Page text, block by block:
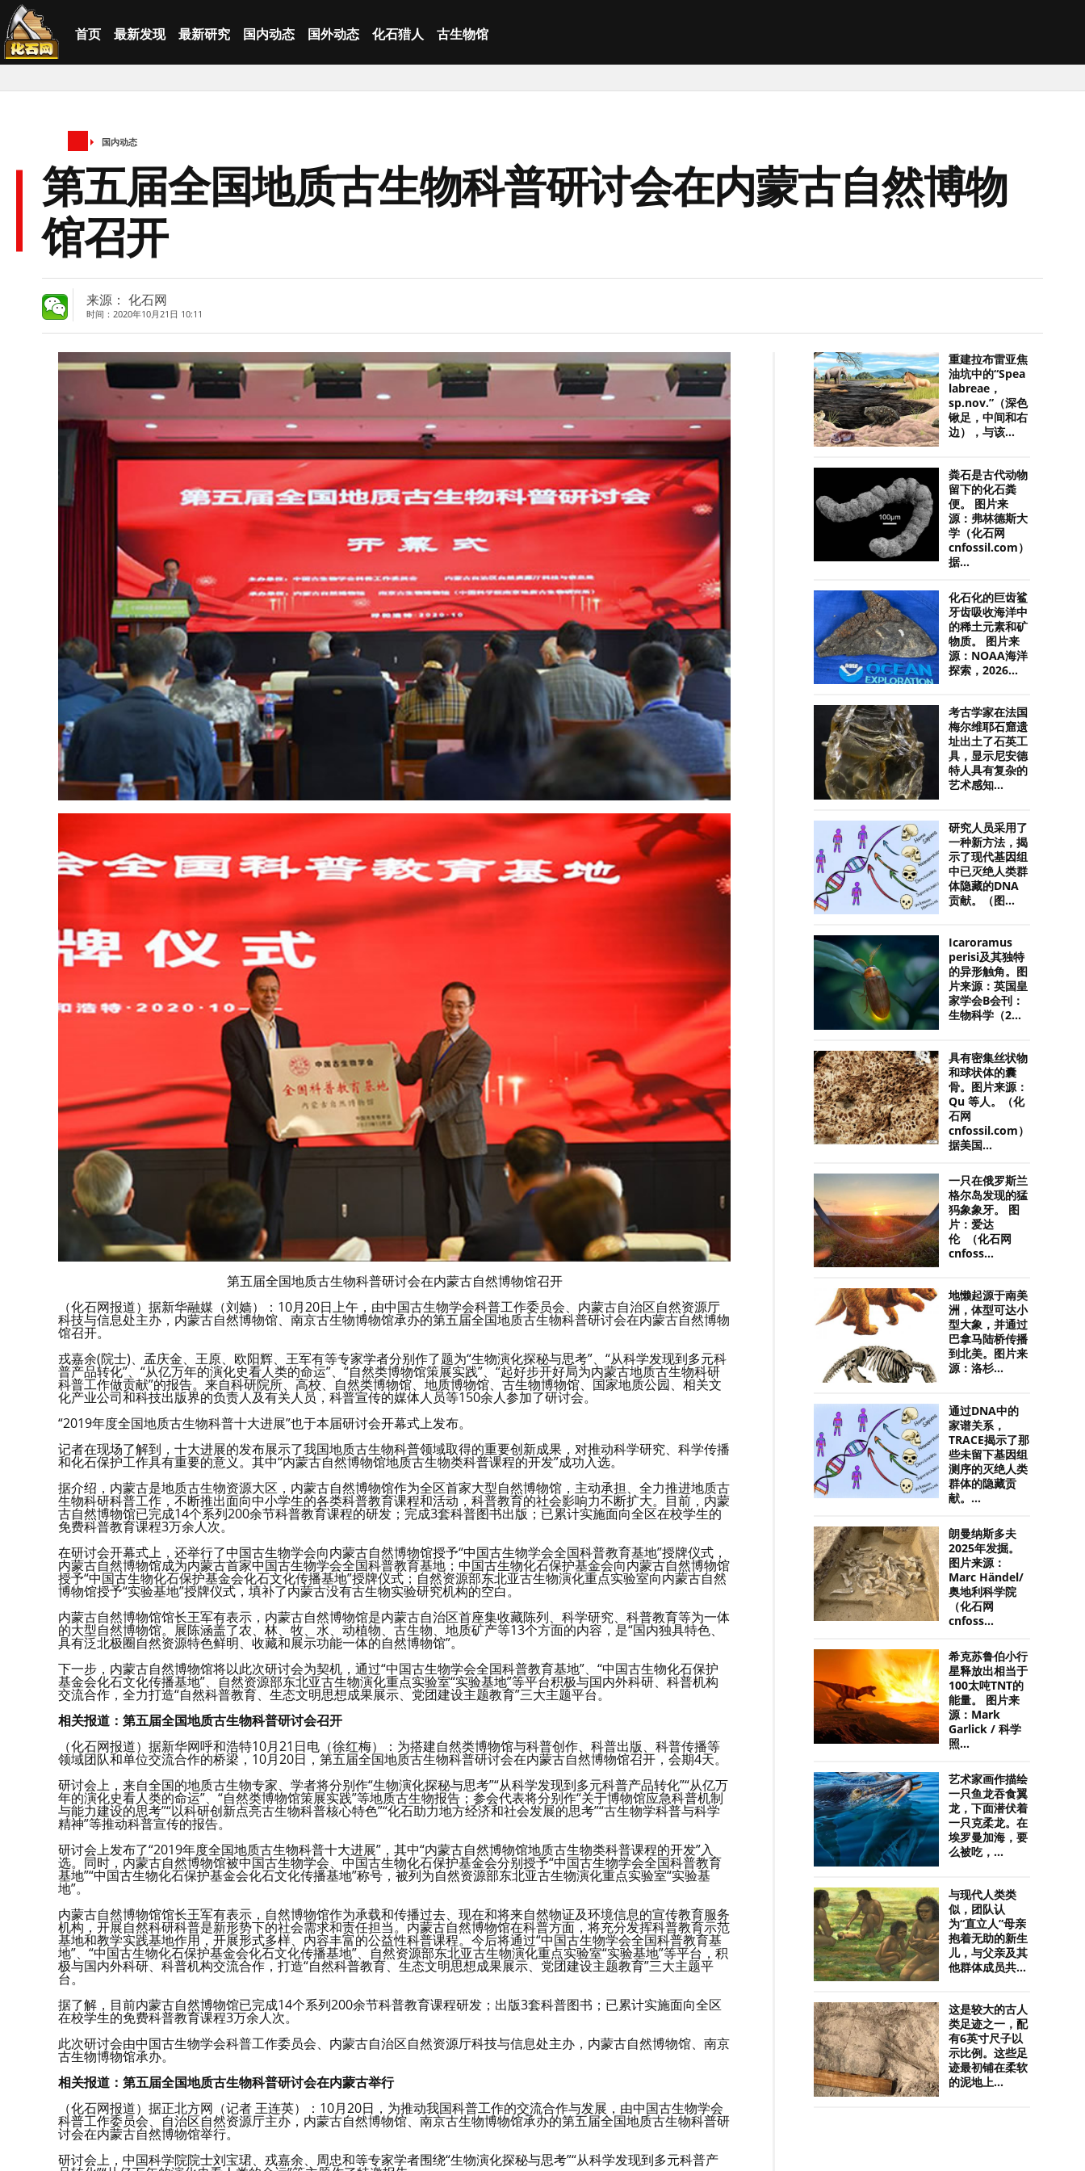
首页 最新发现 最新研究 国内动态 国外动态 化石猎人 古生物馆
国内动态
第五届全国地质古生物科普研讨会在内蒙古自然博物
馆召开
来源： 化石网
时间：2020年10月21日 10:11
第五届全国地质古生物科普研讨会在内蒙古自然博物馆召开
（化石网报道）据新华融媒（刘嫱）：10月20日上午，由中国古生物学会科普工作委员会、内蒙古自治区自然资源厅
科技与信息处主办，内蒙古自然博物馆、南京古生物博物馆承办的第五届全国地质古生物科普研讨会在内蒙古自然博物
馆召开。
戎嘉余(院士)、孟庆金、王原、欧阳辉、王军有等专家学者分别作了题为“生物演化探秘与思考”、“从科学发现到多元科
普产品转化”、“从亿万年的演化史看人类的命运”、“自然类博物馆策展实践”、“起好步开好局为内蒙古地质古生物科研
科普工作做贡献”的报告。来自科研院所、高校、自然类博物馆、地质博物馆、古生物博物馆、国家地质公园、相关文
化产业公司和科技出版界的负责人及有关人员，科普宣传的媒体人员等150余人参加了研讨会。
“2019年度全国地质古生物科普十大进展”也于本届研讨会开幕式上发布。
记者在现场了解到，十大进展的发布展示了我国地质古生物科普领域取得的重要创新成果，对推动科学研究、科学传播
和化石保护工作具有重要的意义。其中“内蒙古自然博物馆地质古生物类科普课程的开发”成功入选。
据介绍，内蒙古是地质古生物资源大区，内蒙古自然博物馆作为全区首家大型自然博物馆，主动承担、全力推进地质古
生物科研科普工作，不断推出面向中小学生的各类科普教育课程和活动，科普教育的社会影响力不断扩大。目前，内蒙
古自然博物馆已完成14个系列200余节科普教育课程的研发；完成3套科普图书出版；已累计实施面向全区在校学生的
免费科普教育课程3万余人次。
在研讨会开幕式上，还举行了中国古生物学会向内蒙古自然博物馆授予“中国古生物学会全国科普教育基地”授牌仪式，
内蒙古自然博物馆成为内蒙古首家中国古生物学会全国科普教育基地；中国古生物化石保护基金会向内蒙古自然博物馆
授予“中国古生物化石保护基金会化石文化传播基地”授牌仪式；自然资源部东北亚古生物演化重点实验室向内蒙古自然
博物馆授予“实验基地”授牌仪式，填补了内蒙古没有古生物实验研究机构的空白。
内蒙古自然博物馆馆长王军有表示，内蒙古自然博物馆是内蒙古自治区首座集收藏陈列、科学研究、科普教育等为一体
的大型自然博物馆。展陈涵盖了农、林、牧、水、动植物、古生物、地质矿产等13个方面的内容，是“国内独具特色、
具有泛北极圈自然资源特色鲜明、收藏和展示功能一体的自然博物馆”。
下一步，内蒙古自然博物馆将以此次研讨会为契机，通过“中国古生物学会全国科普教育基地”、“中国古生物化石保护
基金会化石文化传播基地”、自然资源部东北亚古生物演化重点实验室“实验基地”等平台积极与国内外科研、科普机构
交流合作，全力打造“自然科普教育、生态文明思想成果展示、党团建设主题教育”三大主题平台。
相关报道：第五届全国地质古生物科普研讨会召开
（化石网报道）据新华网呼和浩特10月21日电（徐红梅）：为搭建自然类博物馆与科普创作、科普出版、科普传播等
领域团队和单位交流合作的桥梁，10月20日，第五届全国地质古生物科普研讨会在内蒙古自然博物馆召开，会期4天。
研讨会上，来自全国的地质古生物专家、学者将分别作“生物演化探秘与思考”“从科学发现到多元科普产品转化”“从亿万
年的演化史看人类的命运”、“自然类博物馆策展实践”等地质古生物报告；参会代表将分别作“关于博物馆应急科普机制
与能力建设的思考”“以科研创新点亮古生物科普核心特色”“化石助力地方经济和社会发展的思考”“古生物学科普与科学
精神”等推动科普宣传的报告。
研讨会上发布了“2019年度全国地质古生物科普十大进展”，其中“内蒙古自然博物馆地质古生物类科普课程的开发”入
选。同时，内蒙古自然博物馆被中国古生物学会、中国古生物化石保护基金会分别授予“中国古生物学会全国科普教育
基地”“中国古生物化石保护基金会化石文化传播基地”称号，被列为自然资源部东北亚古生物演化重点实验室“实验基
地”。
内蒙古自然博物馆馆长王军有表示，自然博物馆作为承载和传播过去、现在和将来自然物证及环境信息的宣传教育服务
机构，开展自然科研科普是新形势下的社会需求和责任担当。内蒙古自然博物馆在科普方面，将充分发挥科普教育示范
基地和教学实践基地作用，开展形式多样、内容丰富的公益性科普课程。今后将通过“中国古生物学会全国科普教育基
地”、“中国古生物化石保护基金会化石文化传播基地”、自然资源部东北亚古生物演化重点实验室“实验基地”等平台，积
极与国内外科研、科普机构交流合作，打造“自然科普教育、生态文明思想成果展示、党团建设主题教育”三大主题平
台。
据了解，目前内蒙古自然博物馆已完成14个系列200余节科普教育课程研发；出版3套科普图书；已累计实施面向全区
在校学生的免费科普教育课程3万余人次。
此次研讨会由中国古生物学会科普工作委员会、内蒙古自治区自然资源厅科技与信息处主办，内蒙古自然博物馆、南京
古生物博物馆承办。
相关报道：第五届全国地质古生物科普研讨会在内蒙古举行
（化石网报道）据正北方网（记者 王连英）：10月20日，为推动我国科普工作的交流合作与发展，由中国古生物学会
科普工作委员会、自治区自然资源厅主办，内蒙古自然博物馆、南京古生物博物馆承办的第五届全国地质古生物科普研
讨会在内蒙古自然博物馆举行。
研讨会上，中国科学院院士刘宝珺、戎嘉余、周忠和等专家学者围绕“生物演化探秘与思考”“从科学发现到多元科普产
重建拉布雷亚焦
油坑中的“Spea
labreae，
sp.nov.”（深色
锹足，中间和右
边），与该...
粪石是古代动物
留下的化石粪
便。 图片来
源：弗林德斯大
学（化石网
cnfossil.com）
据...
化石化的巨齿鲨
牙齿吸收海洋中
的稀土元素和矿
物质。 图片来
源：NOAA海洋
探索，2026...
考古学家在法国
梅尔维耶石窟遗
址出土了石英工
具，显示尼安德
特人具有复杂的
艺术感知...
研究人员采用了
一种新方法，揭
示了现代基因组
中已灭绝人类群
体隐藏的DNA
贡献。（图...
Icaroramus
perisi及其独特
的异形触角。图
片来源：英国皇
家学会B会刊：
生物科学（2...
具有密集丝状物
和球状体的囊
骨。图片来源：
Qu 等人。（化
石网
cnfossil.com）
据美国...
一只在俄罗斯兰
格尔岛发现的猛
犸象象牙。 图
片：爱达
伦 （化石网
cnfoss...
地懒起源于南美
洲，体型可达小
型大象，并通过
巴拿马陆桥传播
到北美。图片来
源：洛杉...
通过DNA中的
家谱关系，
TRACE揭示了那
些未留下基因组
测序的灭绝人类
群体的隐藏贡
献。...
朗曼纳斯多夫
2025年发掘。
图片来源：
Marc Händel/
奥地利科学院
（化石网
cnfoss...
希克苏鲁伯小行
星释放出相当于
100太吨TNT的
能量。 图片来
源：Mark
Garlick / 科学
照...
艺术家画作描绘
一只鱼龙吞食翼
龙，下面潜伏着
一只克柔龙。在
埃罗曼加海，要
么被吃，...
与现代人类类
似，团队认
为“直立人”母亲
抱着无助的新生
儿，与父亲及其
他群体成员共...
这是较大的古人
类足迹之一，配
有6英寸尺子以
示比例。这些足
迹最初铺在柔软
的泥地上...